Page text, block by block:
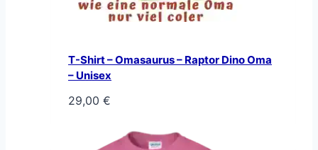
T-Shirt – Omasaurus – Raptor Dino Oma
– Unisex
29,00 €